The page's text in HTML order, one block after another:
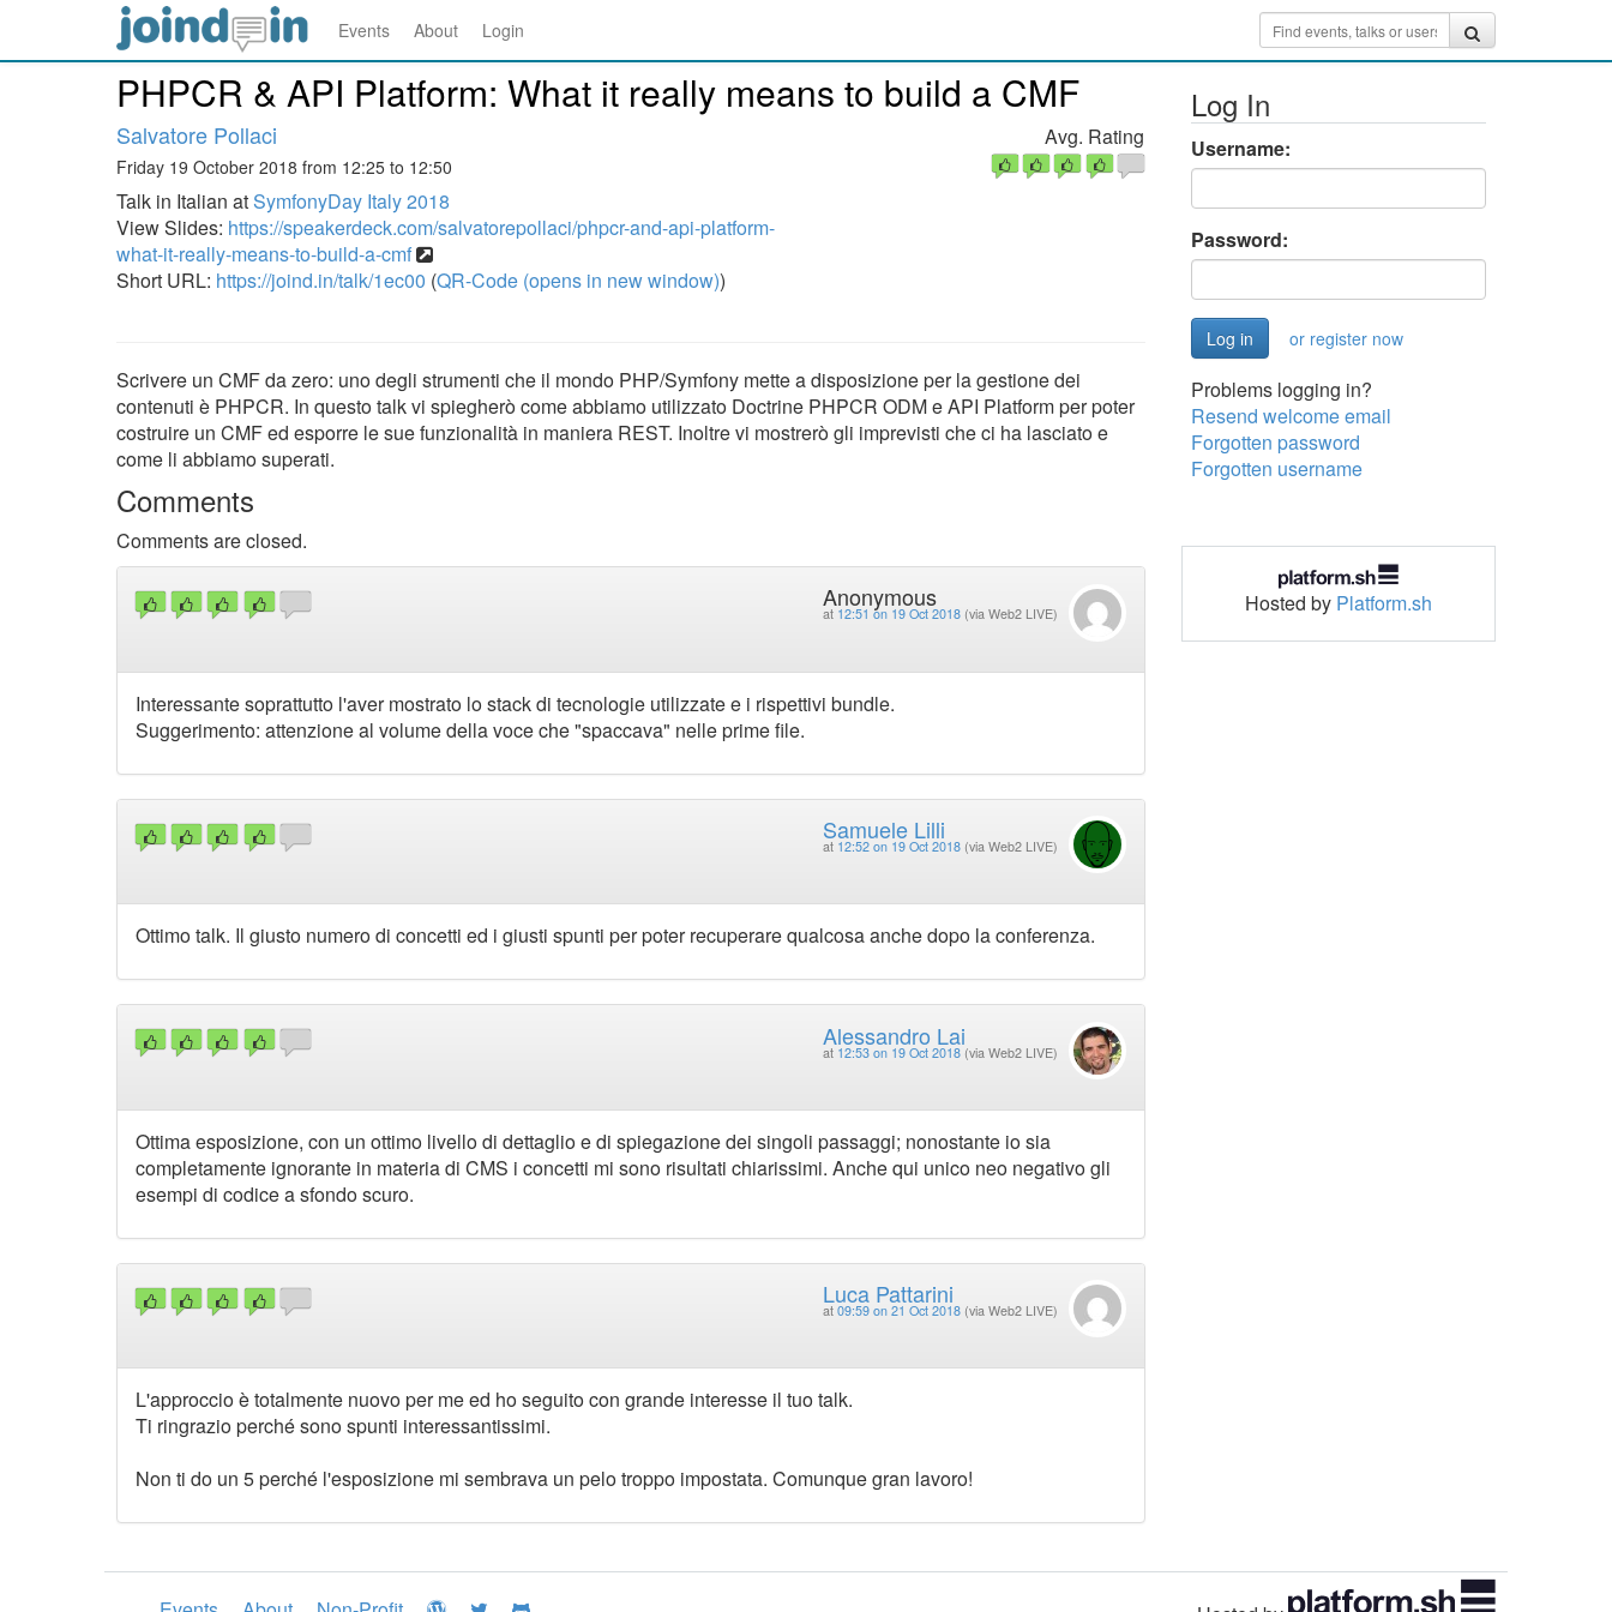
Events About Login
PHPCR & API Platform: What it really means to build a CMF
Salvatore Pollaci
Friday 19 October 2018 from 12:25 to 12:50
Talk in Italian atSymfonyDay Italy 2018
View Slides: https://speakerdeck.com/salvatorepollaci/phpcr-and-api-platform-
what-it-really-means-to-build-a-cmf
Short URL: https://joind.in/talk/1ec00 (QR-Code (opens in new window))
Avg. Rating
Scrivere un CMF da zero: uno degli strumenti che il mondo PHP/Symfony mette a disposizione per la gestione dei
contenuti è PHPCR. In questo talk vi spiegherò come abbiamo utilizzato Doctrine PHPCR ODM e API Platform per poter
costruire un CMF ed esporre le sue funzionalità in maniera REST. Inoltre vi mostrerò gli imprevisti che ci ha lasciato e
come li abbiamo superati.
Comments
Comments are closed.
Anonymous
at 12:51 on 19 Oct 2018 (via Web2 LIVE)
Interessante soprattutto l'aver mostrato lo stack di tecnologie utilizzate e i rispettivi bundle.
Suggerimento: attenzione al volume della voce che "spaccava" nelle prime file.
Samuele Lilli
at 12:52 on 19 Oct 2018 (via Web2 LIVE)
Ottimo talk. Il giusto numero di concetti ed i giusti spunti per poter recuperare qualcosa anche dopo la conferenza.
Alessandro Lai
at 12:53 on 19 Oct 2018 (via Web2 LIVE)
Ottima esposizione, con un ottimo livello di dettaglio e di spiegazione dei singoli passaggi; nonostante io sia
completamente ignorante in materia di CMS i concetti mi sono risultati chiarissimi. Anche qui unico neo negativo gli
esempi di codice a sfondo scuro.
Luca Pattarini
at 09:59 on 21 Oct 2018 (via Web2 LIVE)
L'approccio è totalmente nuovo per me ed ho seguito con grande interesse il tuo talk.
Ti ringrazio perché sono spunti interessantissimi.
Non ti do un 5 perché l'esposizione mi sembrava un pelo troppo impostata. Comunque gran lavoro!
Log In
Username:
Password:
or register now
Problems logging in?
Resend welcome email
Forgotten password
Forgotten username
Hosted by Platform.sh